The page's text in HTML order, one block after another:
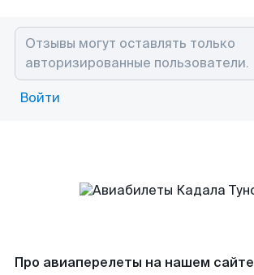
Войти
Про авиаперелеты на нашем сайте